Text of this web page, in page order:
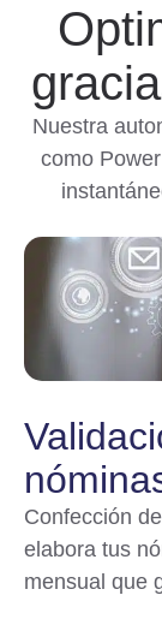
Nuestra
como
Confección
elabora tus
mensual que